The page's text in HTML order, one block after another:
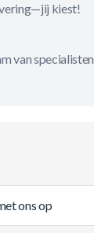
kiest!
van specialisten
ons op